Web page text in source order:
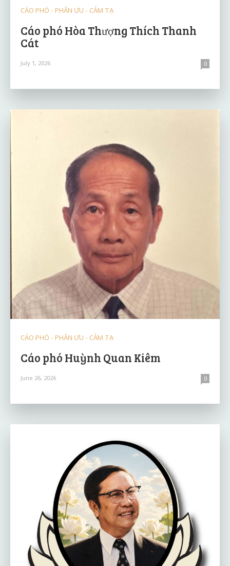
CÁO PHÓ - PHÂN ƯU - CẢM TẠ
Cáo phó Hòa Thượng Thích Thanh
Cát
July 1, 2026 0
CÁO PHÓ - PHÂN ƯU - CẢM TẠ
Cáo phó Huỳnh Quan Kiêm
June 26, 2026 0